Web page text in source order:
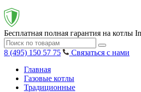
Бесплатная полная гарантия на котлы
8 (495) 150 57 75
Связаться с нами
Главная
Газовые котлы
Традиционные